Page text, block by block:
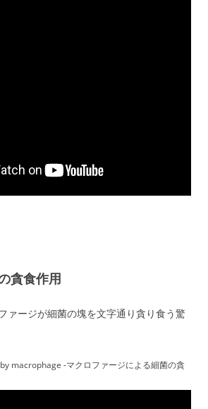
貪食作用
ァージが細菌の塊を文字通り貪り食う驚
macrophage -マクロファージによる細菌の貪